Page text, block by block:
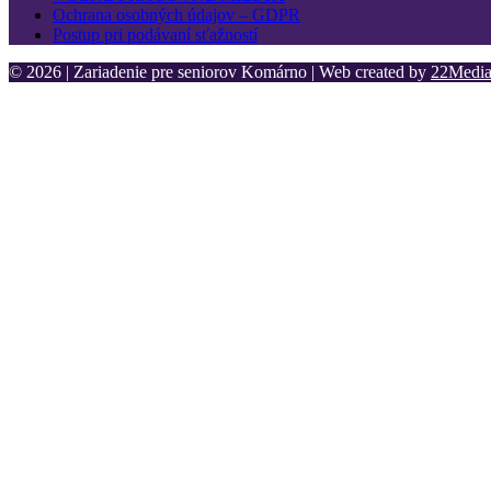
Ochrana osobných údajov – GDPR
Postup pri podávaní sťažností
© 2026 | Zariadenie pre seniorov Komárno | Web created by